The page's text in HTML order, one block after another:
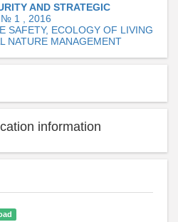
AND STRATEGIC
№ 1 , 2016
SAFETY, ECOLOGY OF LIVING
NATURE MANAGEMENT
information